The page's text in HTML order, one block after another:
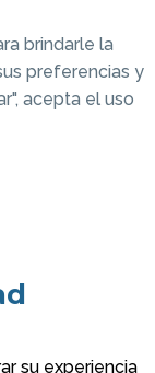
brindarle la
preferencias y
acepta el uso
su experiencia